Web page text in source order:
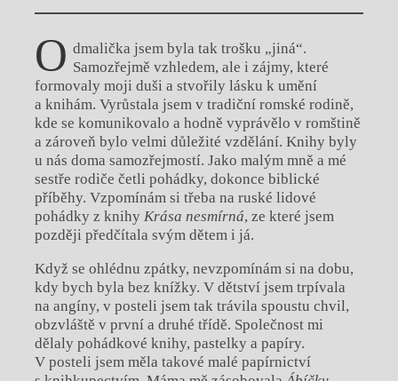
O dmalička jsem byla tak trošku „jiná“.
Samozřejmě vzhledem, ale i zájmy, které
formovaly moji duši a stvořily lásku k umění
a knihám. Vyrůstala jsem v tradiční romské rodině,
kde se komunikovalo a hodně vyprávělo v romštině
a zároveň bylo velmi důležité vzdělání. Knihy byly
u nás doma samozřejmostí. Jako malým mně a mé
sestře rodiče četli pohádky, dokonce biblické
příběhy. Vzpomínám si třeba na ruské lidové
pohádky z knihy Krása nesmírná, ze které jsem
později předčítala svým dětem i já.
Když se ohlédnu zpátky, nevzpomínám si na dobu,
kdy bych byla bez knížky. V dětství jsem trpívala
na angíny, v posteli jsem tak trávila spoustu chvil,
obzvláště v první a druhé třídě. Společnost mi
dělaly pohádkové knihy, pastelky a papíry.
V posteli jsem měla takové malé papírnictví